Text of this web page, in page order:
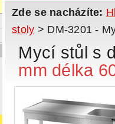
Zde se nacházíte:
stoly > DM-3201 -
Mycí stůl s
mm délka